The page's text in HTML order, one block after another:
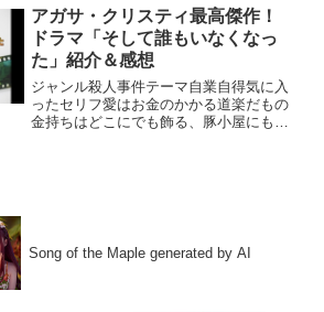
前は伏せる。フランス語を話す国とドイ
ツ語を話す国だ。」...
アガサ・クリスティ最高傑作！
ドラマ「そして誰もいなくなっ
た」紹介＆感想
ジャンル殺人事件テーマ自業自得気に入
ったセリフ愛はお金のかかる道楽だもの
金持ちはどこにでも飾る、豚小屋にもシ
Song of the Maple generated by AI